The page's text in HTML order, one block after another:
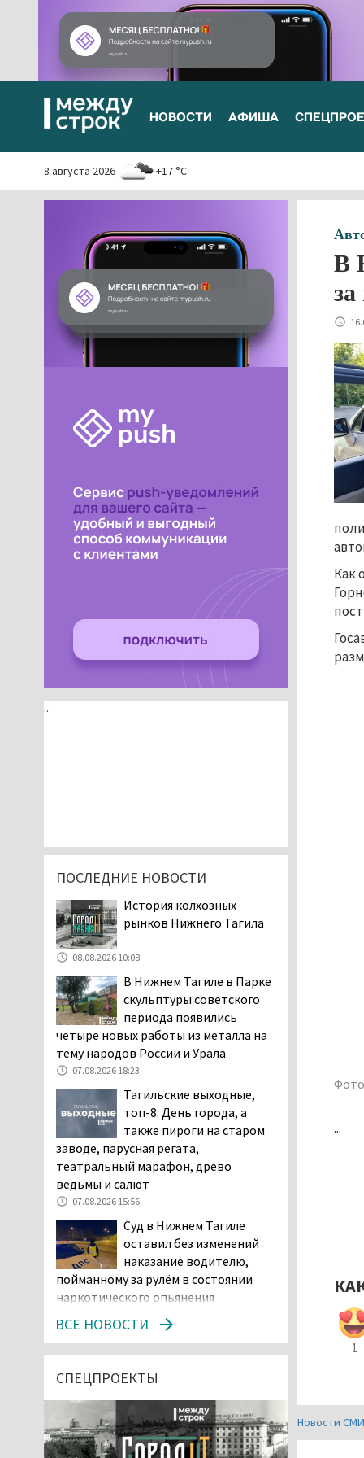
НОВОСТИ АФИША
8 августа 2026 +17 °C
В
Как
...
1
Новости
...
ПОСЛЕДНИЕ НОВОСТИ
История колхозных
рынков Нижнего Тагила
08.08.2026 10:08
В Нижнем Тагиле в Парке
скульптуры советского
периода появились
четыре новых работы из металла на
тему народов России и Урала
07.08.2026 18:23
Тагильские выходные,
топ-8: День города, а
также пироги на старом
заводе, парусная регата,
театральный марафон, древо
ведьмы и салют
07.08.2026 15:56
Суд в Нижнем Тагиле
оставил без изменений
наказание водителю,
пойманному за рулём в состоянии
наркотического опьянения
ДТП под Екатеринбургом
Тагильские спасатели
проникли в квартиру
через балкон, чтобы
ВСЕ НОВОСТИ
СПЕЦПРОЕКТЫ